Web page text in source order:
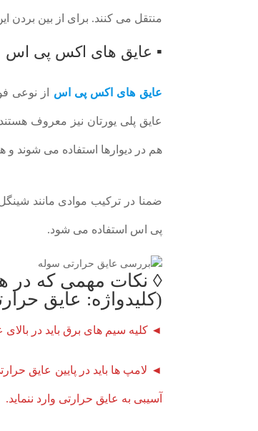
منتقل می کنند. برای از بین
▪ عایق های اکس پی اس
عایق های اکس پی اس از نوعی
عایق پلی یورتان نیز معروف
هم در دیوارها استفاده می شوند و
ضمنا در ترکیب موادی مانند
پی اس استفاده می شود.
◊ نکات مهمی که در
(کلیدواژه: عایق
◄ کلیه سیم های برق باید در
◄ لامپ ها باید در پایین عایق
آسیبی به عایق حرارتی وارد ننماید.